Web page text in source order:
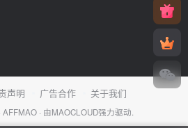
声明 广告合作 关于我们
AFFMAO · 由MAOCLOUD强力驱动.